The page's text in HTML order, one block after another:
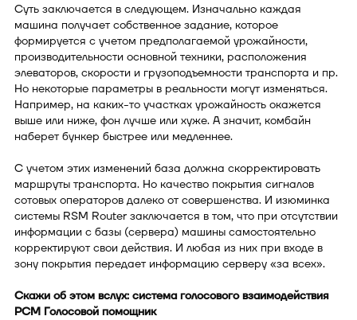
Суть заключается в следующем. Изначально каждая
машина получает собственное задание, которое
формируется с учетом предполагаемой урожайности,
производительности основной техники, расположения
элеваторов, скорости и грузоподъемности транспорта и пр.
Но некоторые параметры в реальности могут изменяться.
Например, на каких-то участках урожайность окажется
выше или ниже, фон лучше или хуже. А значит, комбайн
наберет бункер быстрее или медленнее.
С учетом этих изменений база должна скорректировать
маршруты транспорта. Но качество покрытия сигналов
сотовых операторов далеко от совершенства. И изюминка
системы RSM Router заключается в том, что при отсутствии
информации с базы (сервера) машины самостоятельно
корректируют свои действия. И любая из них при входе в
зону покрытия передает информацию серверу «за всех».
Скажи об этом вслух: система голосового взаимодействия
РСМ Голосовой помощник